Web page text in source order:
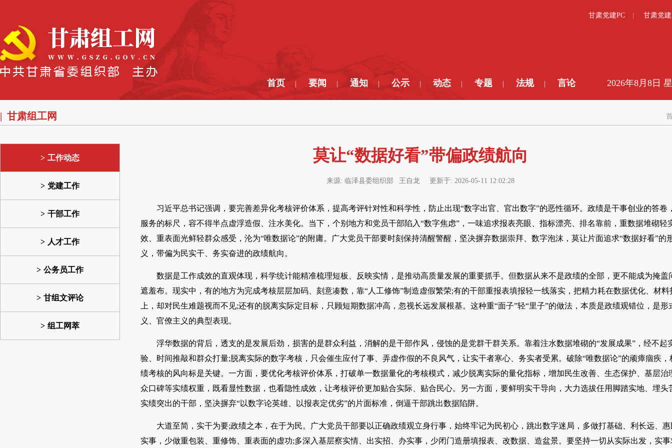
甘肃党建PC 甘肃党
首页 要闻 通知 公示 动态 专题 法规 言论 2026年8月8日
甘肃组工网
工作动态
党建工作
干部工作
人才工作
公务员工作
甘组文评论
组工网萃
莫让“数据好看”带偏政绩航向
来源: 临泽县委组织部 王自龙 更新于: 2026-05-11 12:02:28
习近平总书记强调，要完善差异化考核评价体系，提高考评针对性和科学性，防止出现“数字出官、官出数字”的恶性循环。政绩是干事创业的答卷
服务的标尺，容不得半点虚浮造假、注水美化。当下，个别地方和党员干部陷入“数字焦虑”，一味追求报表亮眼、指标漂亮、排名靠前，重数据堆砌轻
效、重表面光鲜轻群众感受，沦为“唯数据论”的附庸。广大党员干部要时刻保持清醒警醒，坚决摒弃数据崇拜、数字泡沫，莫让片面追求“数据好看”的
义，带偏为民实干、务实奋进的政绩航向。
数据是工作成效的直观体现，科学统计能精准梳理短板、反映实情，是推动高质量发展的重要抓手。但数据从来不是政绩的全部，更不能成为掩盖
遮羞布。现实中，有的地方为完成考核层层加码、刻意凑数，靠“人工修饰”制造虚假繁荣;有的干部重报表填报轻一线落实，把精力耗在数据优化、材料
上，却对民生难题视而不见;还有的脱离实际定目标，只顾短期数据冲高，忽视长远发展根基。这种重“面子”轻“里子”的做法，本质是政绩观错位，是形
义、官僚主义的典型表现。
浮华数据的背后，透支的是发展后劲，损害的是群众利益，消解的是干部作风，侵蚀的是党群干群关系。靠着注水数据堆砌的“发展成果”，经不起
验、时间推敲和群众打量;脱离实际的数字考核，只会催生应付了事、弄虚作假的不良风气，让实干者寒心、务实者受累。破除“唯数据论”的顽瘴痼疾，
绩考核的风向标是关键。一方面，要优化考核评价体系，打破单一数据量化的考核模式，减少脱离实际的量化指标，增加民生改善、生态保护、基层治
众口碑等实绩权重，既看显性数据，也看隐性成效，让考核评价更加贴合实际、贴合民心。另一方面，要鲜明实干导向，大力选拔任用脚踏实地、埋头
实绩突出的干部，坚决摒弃“以数字论英雄、以报表定优劣”的片面标准，倒逼干部跳出数据陷阱。
大道至简，实干为要;政绩之本，在于为民。广大党员干部要以正确政绩观立身行事，始终牢记为民初心，跳出数字迷局，多做打基础、利长远、
实事，少做重包装、重修饰、重表面的虚功;多深入基层察实情、出实招、办实事，少闭门造册填报表、改数据、造盆景。要坚持一切从实际出发，实